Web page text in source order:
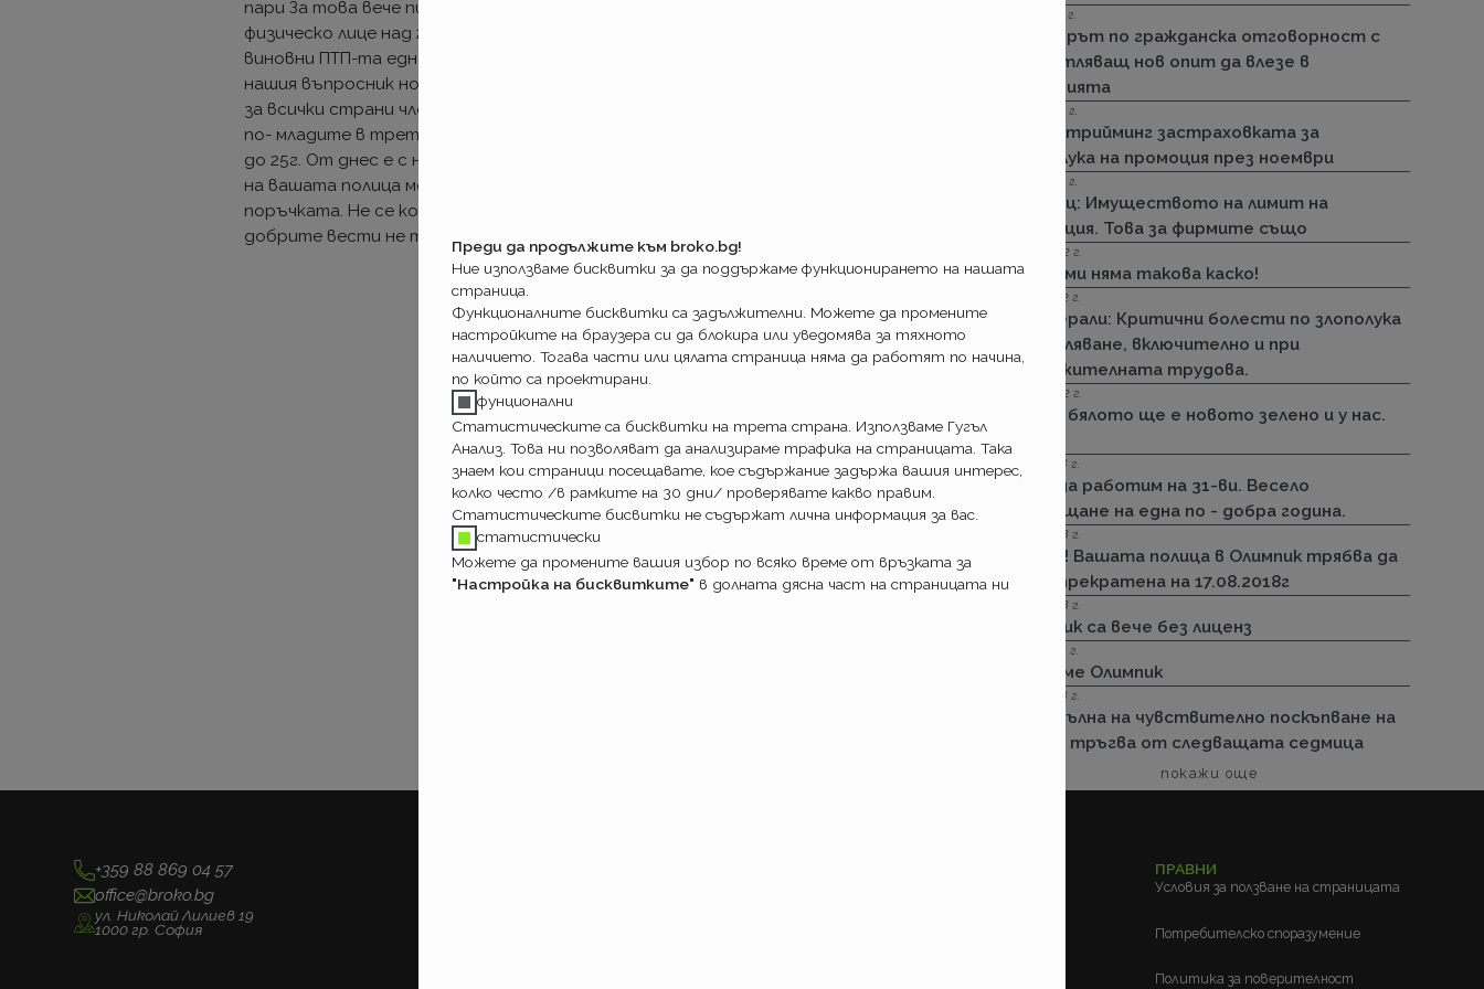
пари За това вече писахме. Остава в сила! За трите региона. Ако сте
физическо лице над 25, подновявате полицата си към ДЗИ и нямате
виновни ПТП-та едното цъкане (текущ застраховател по ГО) в повече на
нашия въпросник носи между 35лв. и 90лв. по малко. При това с покритие
за всички страни членки на споразумението Зелена карта. По- евтино за
по- младите в трети регион Изгодната за застрахован възраст пада и
до 25г. От днес е с няколко лева по- малко. И извън промените- началото
на вашата полица може да бъде до два месеца напред от датата на
поръчката. Не се колебайте да подновите сега! Не сме черногледи, но
добрите вести не траят дълго!
15.11.2022 г.
Стикерът по гражданска отговорност с
впечатляващ нов опит да влезе в
историята
01.11.2022 г.
ДЗИ: Стрийминг застраховката за
злополука на промоция през ноември
01.11.2022 г.
Армеец: Имуществото на лимит на
промоция. Това за фирмите също
23.09.2022 г.
ДЗИ: Ами няма такова каско!
21.09.2022 г.
Дженерали: Критични болести по злополука
и заболяване, включително и при
задължителната трудова.
25.08.2022 г.
Черно бялото ще е новото зелено и у нас.
29.12.2018 г.
Няма да работим на 31-ви. Весело
посрещане на една по - добра година.
13.08.2018 г.
Важно! Вашата полица в Олимпик трябва да
бъде прекратена на 17.08.2018г
26.07.2018 г.
Олимпик са вече без лиценз
11.05.2018 г.
Спираме Олимпик
25.01.2018 г.
Нова вълна на чувствително поскъпване на
ГО-то тръгва от следващата седмица
покажи още
+359 88 869 04 57
office@broko.bg
ул. Николай Лилиев 19
1000 гр. София
ПРАВНИ
Условия за ползване на страницата
Потребителско споразумение
Политика за поверителност
Преди да продължите към broko.bg!
Ние използваме бисквитки за да поддържаме функционирането на нашата
страница.
Функционалните бисквитки са задължителни. Можете да промените
настройките на браузера си да блокира или уведомява за тяхното
наличието. Тогава части или цялата страница няма да работят по начина,
по който са проектирани.
фунционални
Статистическите са бисквитки на трета страна. Използваме Гугъл
Анализ. Това ни позволяват да анализираме трафика на страницата. Така
знаем кои страници посещавате, кое съдържание задържа вашия интерес,
колко често /в рамките на 30 дни/ проверявате какво правим.
Статистическите бисвитки не съдържат лична информация за вас.
статистически
Можете да промените вашия избор по всяко време от връзката за
"Настройка на бисквитките" в долната дясна част на страницата ни